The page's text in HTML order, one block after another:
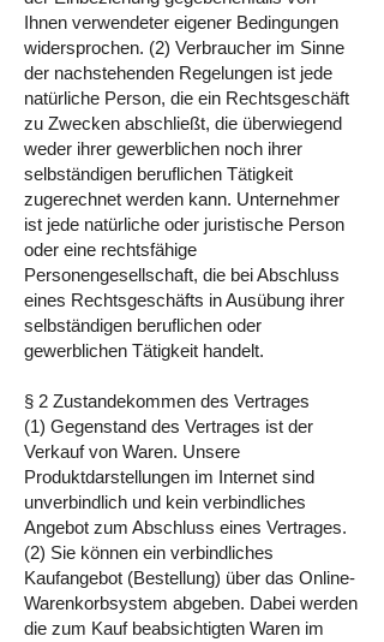
Ihnen verwendeter eigener Bedingungen
widersprochen. (2) Verbraucher im Sinne
der nachstehenden Regelungen ist jede
natürliche Person, die ein Rechtsgeschäft
zu Zwecken abschließt, die überwiegend
weder ihrer gewerblichen noch ihrer
selbständigen beruflichen Tätigkeit
zugerechnet werden kann. Unternehmer
ist jede natürliche oder juristische Person
oder eine rechtsfähige
Personengesellschaft, die bei Abschluss
eines Rechtsgeschäfts in Ausübung ihrer
selbständigen beruflichen oder
gewerblichen Tätigkeit handelt.
§ 2 Zustandekommen des Vertrages
(1) Gegenstand des Vertrages ist der
Verkauf von Waren. Unsere
Produktdarstellungen im Internet sind
unverbindlich und kein verbindliches
Angebot zum Abschluss eines Vertrages.
(2) Sie können ein verbindliches
Kaufangebot (Bestellung) über das Online-
Warenkorbsystem abgeben. Dabei werden
die zum Kauf beabsichtigten Waren im